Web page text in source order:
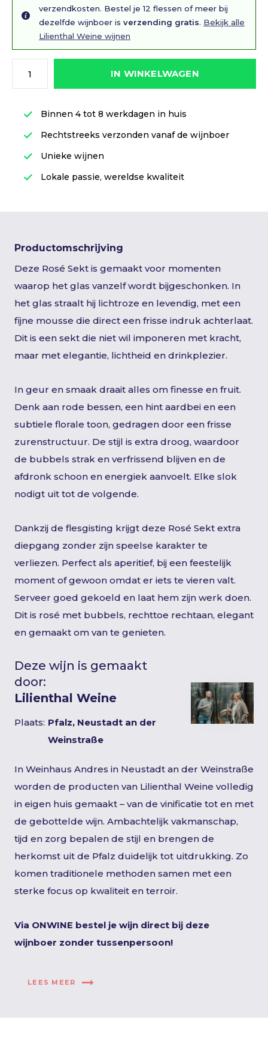
verzendkosten. Bestel je 12 flessen of meer bij
dezelfde wijnboer is verzending gratis. Bekijk alle
Lilienthal Weine wijnen
IN WINKELWAGEN
Binnen 4 tot 8 werkdagen in huis
Rechtstreeks verzonden vanaf de wijnboer
Unieke wijnen
Lokale passie, wereldse kwaliteit
Productomschrijving
Deze Rosé Sekt is gemaakt voor momenten
waarop het glas vanzelf wordt bijgeschonken. In
het glas straalt hij lichtroze en levendig, met een
fijne mousse die direct een frisse indruk achterlaat.
Dit is een sekt die niet wil imponeren met kracht,
maar met elegantie, lichtheid en drinkplezier.
In geur en smaak draait alles om finesse en fruit.
Denk aan rode bessen, een hint aardbei en een
subtiele florale toon, gedragen door een frisse
zurenstructuur. De stijl is extra droog, waardoor
de bubbels strak en verfrissend blijven en de
afdronk schoon en energiek aanvoelt. Elke slok
nodigt uit tot de volgende.
Dankzij de flesgisting krijgt deze Rosé Sekt extra
diepgang zonder zijn speelse karakter te
verliezen. Perfect als aperitief, bij een feestelijk
moment of gewoon omdat er iets te vieren valt.
Serveer goed gekoeld en laat hem zijn werk doen.
Dit is rosé met bubbels, rechttoe rechtaan, elegant
en gemaakt om van te genieten.
Deze wijn is gemaakt
door:
Lilienthal Weine
Plaats: Pfalz, Neustadt an der
Weinstraße
In Weinhaus Andres in Neustadt an der Weinstraße
worden de producten van Lilienthal Weine volledig
in eigen huis gemaakt – van de vinificatie tot en met
de gebottelde wijn. Ambachtelijk vakmanschap,
tijd en zorg bepalen de stijl en brengen de
herkomst uit de Pfalz duidelijk tot uitdrukking. Zo
komen traditionele methoden samen met een
sterke focus op kwaliteit en terroir.
Via ONWINE bestel je wijn direct bij deze
wijnboer zonder tussenpersoon!
LEES MEER